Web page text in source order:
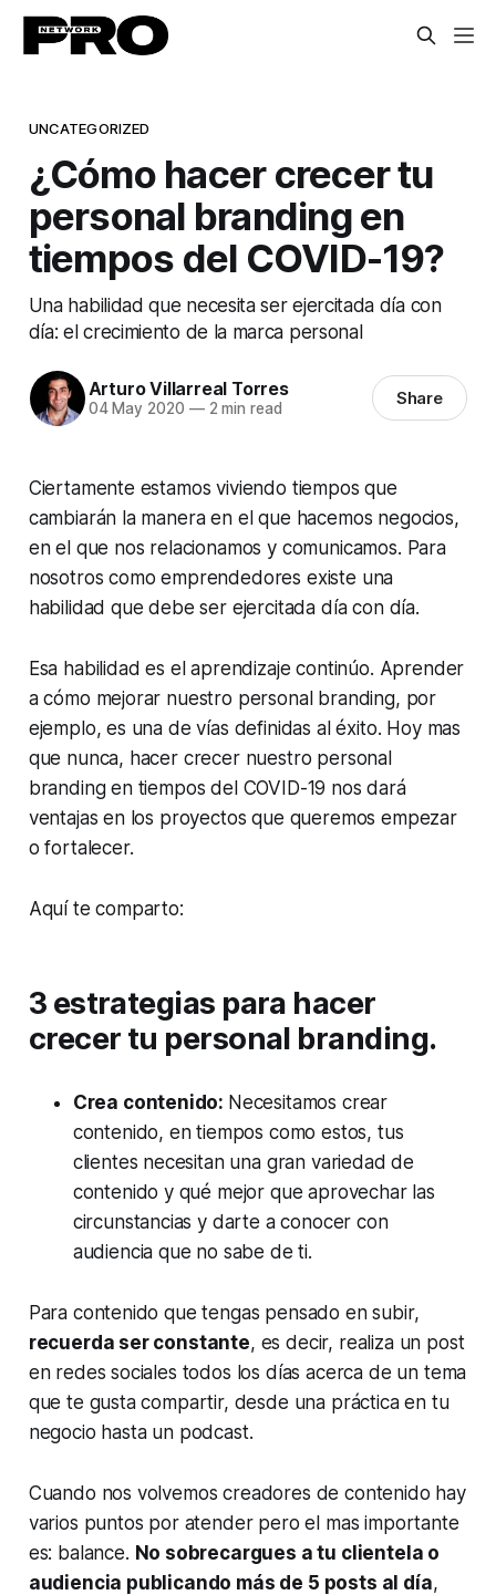
UNCATEGORIZED
¿Cómo hacer crecer tu
personal branding en
tiempos del COVID-19?
Una habilidad que necesita ser ejercitada día con
día: el crecimiento de la marca personal
Arturo Villarreal Torres
04 May 2020 —2 min read Share
Ciertamente estamos viviendo tiempos que
cambiarán la manera en el que hacemos negocios,
en el que nos relacionamos y comunicamos. Para
nosotros como emprendedores existe una
habilidad que debe ser ejercitada día con día.
Esa habilidad es el aprendizaje continúo. Aprender
a cómo mejorar nuestro personal branding, por
ejemplo, es una de vías definidas al éxito. Hoy mas
que nunca, hacer crecer nuestro personal
branding en tiempos del COVID-19 nos dará
ventajas en los proyectos que queremos empezar
o fortalecer.
Aquí te comparto:
3 estrategias para hacer
crecer tu personal branding.
Crea contenido: Necesitamos crear
contenido, en tiempos como estos, tus
clientes necesitan una gran variedad de
contenido y qué mejor que aprovechar las
circunstancias y darte a conocer con
audiencia que no sabe de ti.
Para contenido que tengas pensado en subir,
recuerda ser constante, es decir, realiza un post
en redes sociales todos los días acerca de un tema
que te gusta compartir, desde una práctica en tu
negocio hasta un podcast.
Cuando nos volvemos creadores de contenido hay
varios puntos por atender pero el mas importante
es: balance. No sobrecargues a tu clientela o
audiencia publicando más de 5 posts al día,